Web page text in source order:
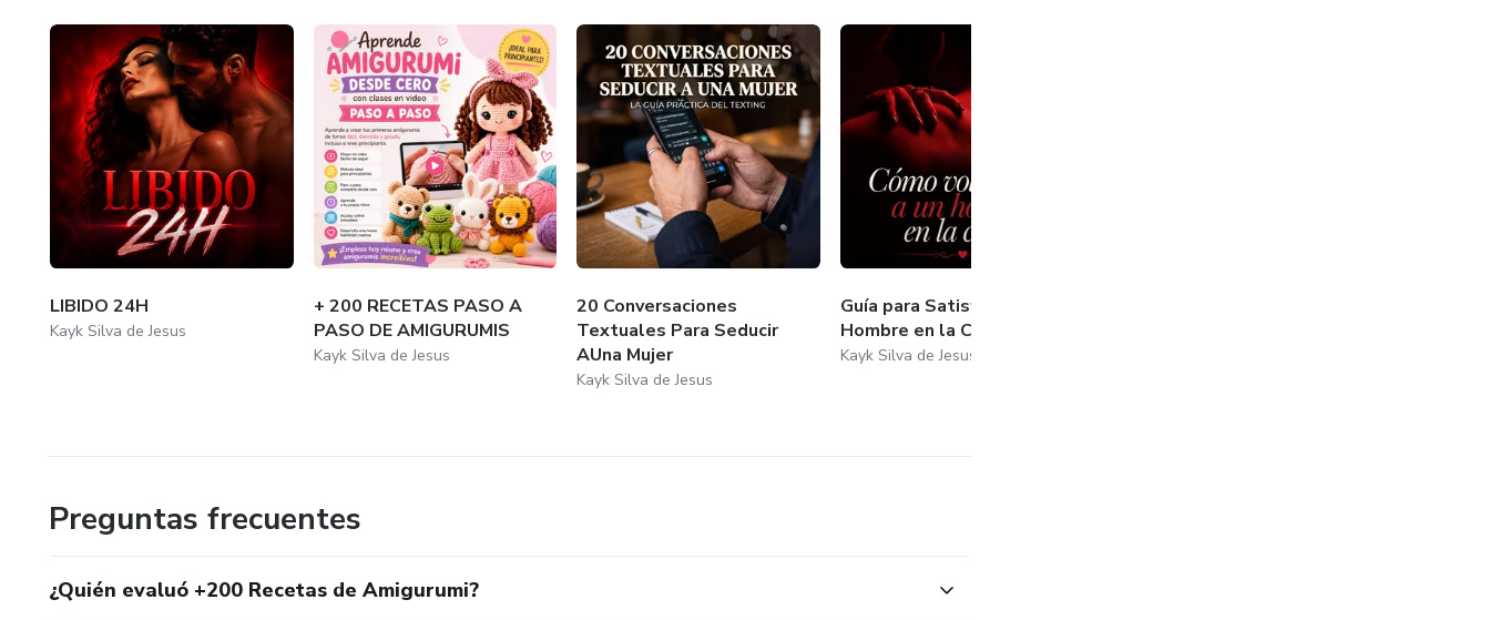
LIBIDO 24H
Kayk Silva de Jesus
+ 200 RECETAS PASO A
PASO DE AMIGURUMIS
Kayk Silva de Jesus
20 Conversaciones
Textuales Para Seducir
AUna Mujer
Kayk Silva de Jesus
Guía para Satisfacer a tu
Hombre en la Cama
Kayk Silva de Jesus
Preguntas frecuentes
¿Quién evaluó +200 Recetas de Amigurumi?